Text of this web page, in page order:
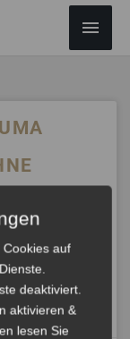
Menschen,
eine Last mit
auf
deaktiviert.
aktivieren &
lesen Sie